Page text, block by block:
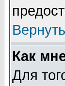
Как
Для